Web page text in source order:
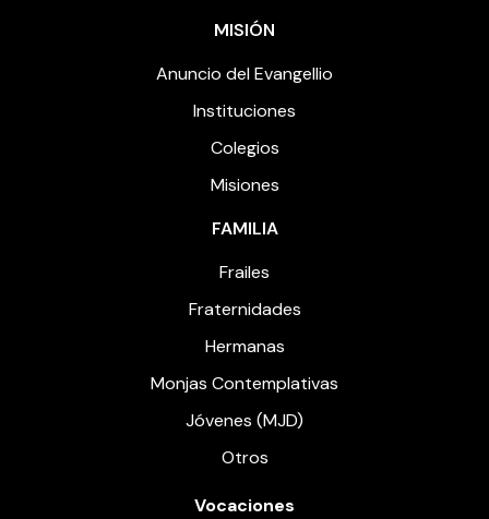
MISIÓN
Anuncio del Evangellio
Instituciones
Colegios
Misiones
FAMILIA
Frailes
Fraternidades
Hermanas
Monjas Contemplativas
Jóvenes (MJD)
Otros
Vocaciones